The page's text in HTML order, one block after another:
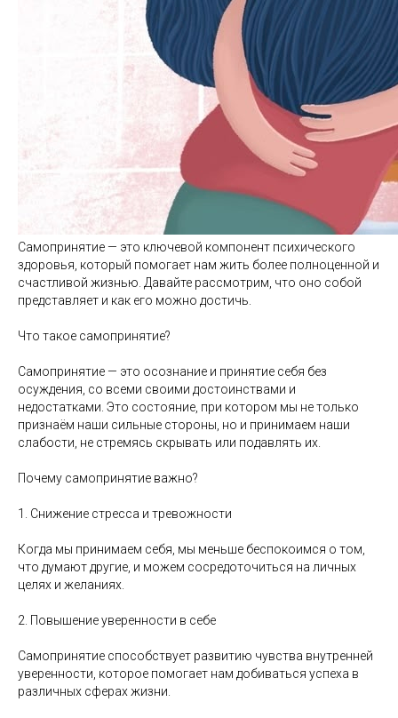
Самопринятие — это ключевой компонент психического
здоровья, который помогает нам жить более полноценной и
счастливой жизнью. Давайте рассмотрим, что оно собой
представляет и как его можно достичь.
Что такое самопринятие?
Самопринятие — это осознание и принятие себя без
осуждения, со всеми своими достоинствами и
недостатками. Это состояние, при котором мы не только
признаём наши сильные стороны, но и принимаем наши
слабости, не стремясь скрывать или подавлять их.
Почему самопринятие важно?
1. Снижение стресса и тревожности
Когда мы принимаем себя, мы меньше беспокоимся о том,
что думают другие, и можем сосредоточиться на личных
целях и желаниях.
2. Повышение уверенности в себе
Самопринятие способствует развитию чувства внутренней
уверенности, которое помогает нам добиваться успеха в
различных сферах жизни.